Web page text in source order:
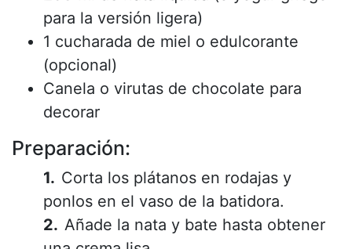
para la versión ligera)
1 cucharada de miel o edulcorante
(opcional)
Canela o virutas de chocolate para
decorar
Preparación:
Corta los plátanos en rodajas y
ponlos en el vaso de la batidora.
Añade la nata y bate hasta obtener